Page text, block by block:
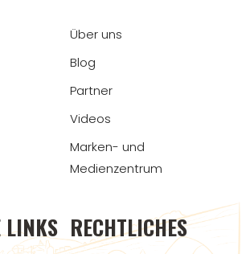
Über uns
Blog
Partner
Videos
Marken- und
Medienzentrum
LINKS RECHTLICHES